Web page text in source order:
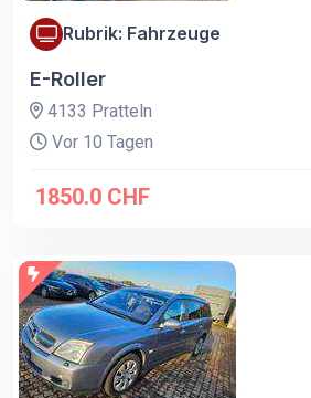
Rubrik: Fahrzeuge
E-Roller
4133 Pratteln
Vor 10 Tagen
1850.0 CHF